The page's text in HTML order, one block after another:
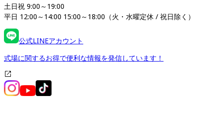
土日祝 9:00～19:00
平日 12:00～14:00 15:00～18:00（火・水曜定休 / 祝日除く）
公式LINEアカウント
式場に関するお得で便利な情報を発信しています！